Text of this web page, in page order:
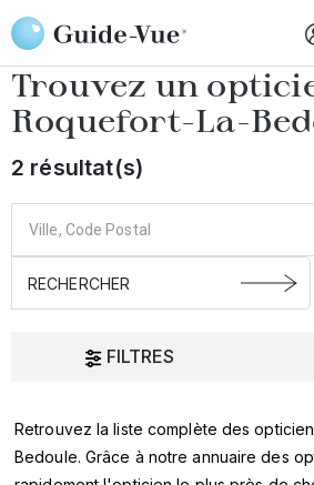
Aller au contenu principal
Accueil Choisir mon opticien
Trouvez un
Roquefort-La-
2 résultat(s)
FILTRES
Oui
Retrouvez la liste complète des
Bedoule. Grâce à notre annuaire des